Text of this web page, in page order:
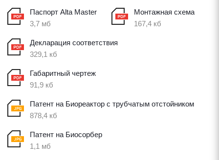
Паспорт Alta Master
3,7 мб
Монтажная схема
167,4 кб
Декларация соответствия
329,1 кб
Габаритный чертеж
91,9 кб
Патент на Биореактор с трубчатым отстойником
878,4 кб
Патент на Биосорбер
1,1 мб